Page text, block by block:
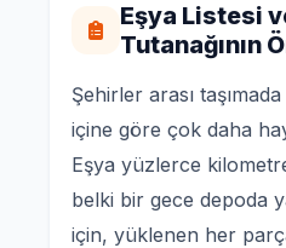
Eşya Listesi
Tutanağının
Şehirler arası
içine göre çok daha
Eşya yüzlerce
belki bir gece depoda
için, yüklenen her